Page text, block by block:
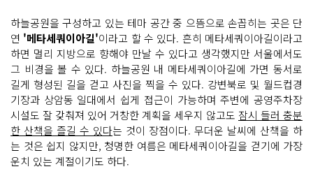
하늘공원을 구성하고 있는 테마 공간 중 으뜸으로 손꼽히는 곳은 단
연 '메타세쿼이아길'이라고 할 수 있다. 흔히 메타세쿼이아길이라고
하면 멀리 지방으로 향해야 만날 수 있다고 생각했지만 서울에서도
그 비경을 볼 수 있다. 하늘공원 내 메타세쿼이아길에 가면 동서로
길게 형성된 길을 걷고 사진을 찍을 수 있다. 강변북로 및 월드컵경
기장과 상암동 일대에서 쉽게 접근이 가능하며 주변에 공영주차장
시설도 잘 갖춰져 있어 거창한 계획을 세우지 않고도 잠시 들러 충분
한 산책을 즐길 수 있다는 것이 장점이다. 무더운 날씨에 산책을 하
는 것은 쉽지 않지만, 청명한 여름은 메타세쿼이아길을 걷기에 가장
운치 있는 계절이기도 하다.